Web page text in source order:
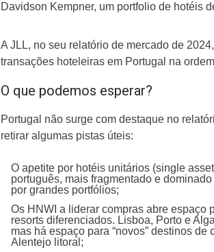
Davidson Kempner, um portfolio de hotéis
A JLL, no seu relatório de mercado de
transações hoteleiras em Portugal na
O que podemos esperar?
Portugal não surge com destaque no
retirar algumas pistas úteis:
O apetite por hotéis unitários (single
português, mais fragmentado e
por grandes portfólios;
Os HNWI a liderar compras abre espaço
resorts diferenciados. Lisboa, Porto e
mas há espaço para “novos” destinos
Alentejo litoral;